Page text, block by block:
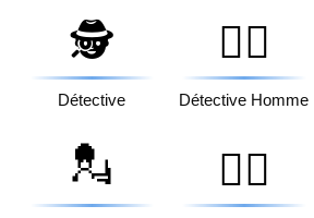
🕵️
Détective
🕵️‍♂️
Détective Homme
💂 💂‍♂️